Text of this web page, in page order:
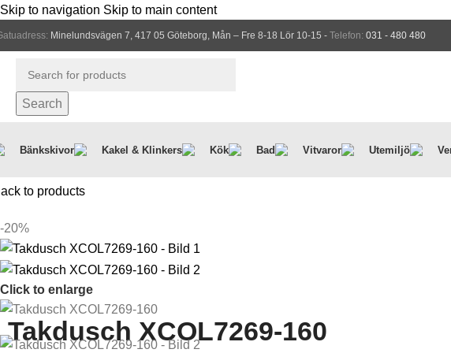
Skip to navigation Skip to main content
Minelundsvägen 7, 417 05 Göteborg, Mån – Fre 8-18 Lör 10-15 - Telefon: 031 - 480 480
Search
Bänkskivor Kakel & Klinkers Kök Bad Vitvaror Utemiljö
to products
-20%
Click to enlarge
Takdusch XCOL7269-160